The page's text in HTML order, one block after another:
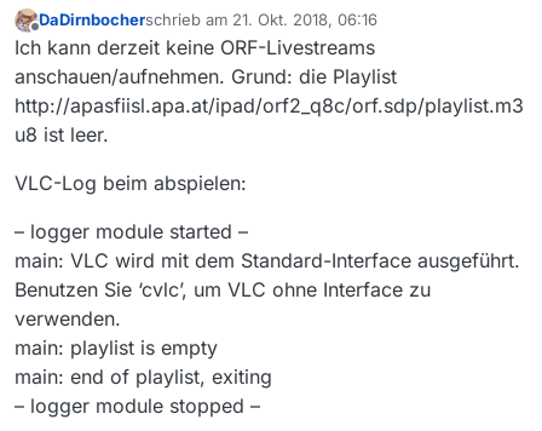
Offline
DaDirnbocherschrieb am 21. Okt. 2018, 06:16
zuletzt editiert von
Ich kann derzeit keine ORF-Livestreams
anschauen/aufnehmen. Grund: die Playlist
http://apasfiisl.apa.at/ipad/orf2_q8c/orf.sdp/playlist.m3
u8 ist leer.
VLC-Log beim abspielen:
– logger module started –
main: VLC wird mit dem Standard-Interface ausgeführt.
Benutzen Sie ‘cvlc’, um VLC ohne Interface zu
verwenden.
main: playlist is empty
main: end of playlist, exiting
– logger module stopped –